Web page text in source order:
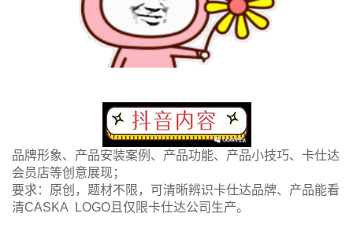
品牌形象、产品安装案例、产品功能、产品小技巧、卡仕达
会员店等创意展现；
要求：原创，题材不限，可清晰辨识卡仕达品牌、产品能看
清CASKA LOGO且仅限卡仕达公司生产。